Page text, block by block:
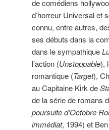
de comédiens
d’horreur Universal et
connu, entre autres,
ses débuts dans la
dans le sympathique
l’action (Unstoppable),
romantique (Target),
au Capitaine Kirk de
de la série de romans
poursuite d’Octobre
immédiat, 1994) et